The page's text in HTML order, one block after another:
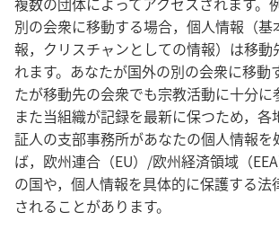
別の会衆に移動する場合，個人情報（
報，クリスチャンとしての情報）は移動
れます。あなたが国外の別の会衆に移動
たが移動先の会衆でも宗教活動に十分に
また当組織が記録を最新に保つため，各
証人の支部事務所があなたの個人情報を
ば，欧州連合（EU）/欧州経済領域（
の国や，個人情報を具体的に保護する法
されることがあります。